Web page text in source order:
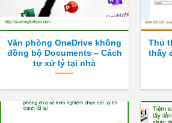
Văn phòng OneDrive không
đồng bộ Documents – Cách
tự xử lý tại nhà
Thủ
thấy